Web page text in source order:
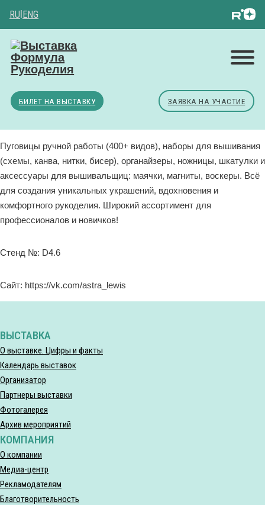
RU|ENG
БИЛЕТ НА ВЫСТАВКУ ЗАЯВКА НА УЧАСТИЕ
Пуговицы ручной работы (400+ видов), наборы для вышивания
(схемы, канва, нитки, бисер), органайзеры, ножницы, шкатулки и
аксессуары для вышивальщиц: маячки, магниты, воскеры. Всё
для создания уникальных украшений, вдохновения и
комфортного рукоделия. Широкий ассортимент для
профессионалов и новичков!
Стенд №: D4.6
Сайт: https://vk.com/astra_lewis
ВЫСТАВКА
О выставке. Цифры и факты
Календарь выставок
Организатор
Партнеры выставки
Фотогалерея
Архив мероприятий
КОМПАНИЯ
О компании
Медиа-центр
Рекламодателям
Благотворительность